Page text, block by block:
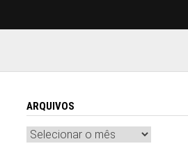
ARQUIVOS
Arquivos